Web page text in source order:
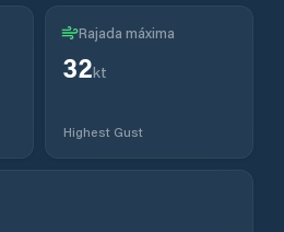
Rajada máxima
32kt
Highest Gust